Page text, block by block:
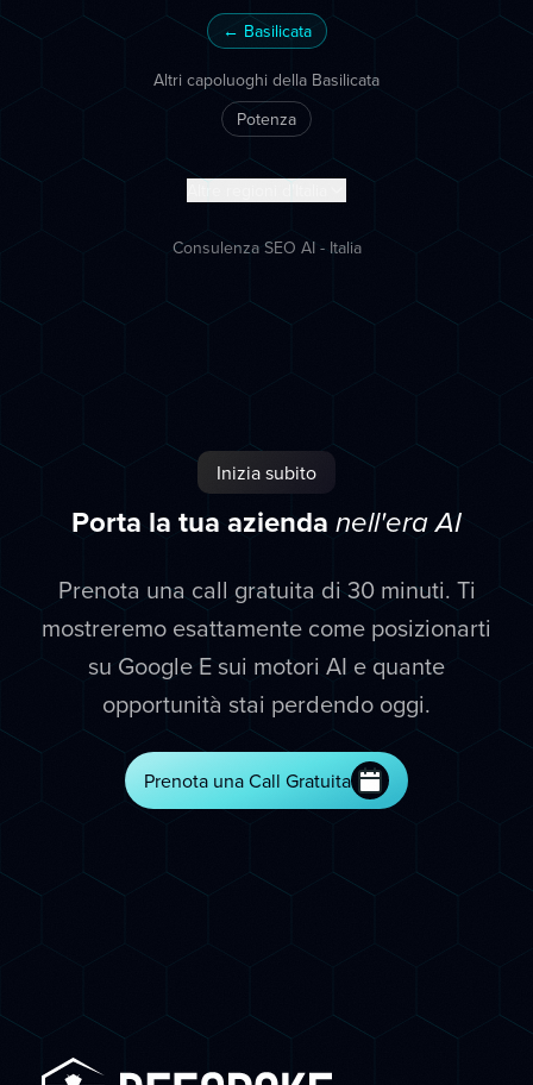
← Basilicata
Altri capoluoghi della Basilicata
Potenza
Altre regioni d'Italia
Consulenza SEO AI - Italia
Inizia subito
Porta la tua azienda nell'era AI
Prenota una call gratuita di 30 minuti. Ti
mostreremo esattamente come posizionarti
su Google E sui motori AI e quante
opportunità stai perdendo oggi.
Prenota una Call Gratuita